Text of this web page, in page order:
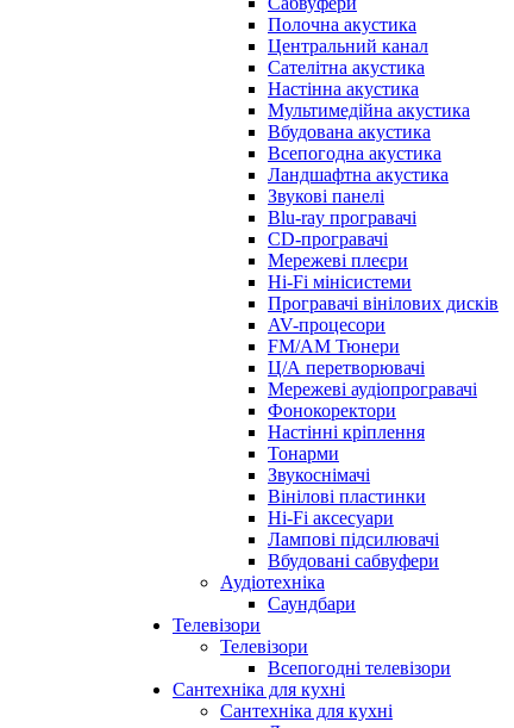
Полочна акустика
Центральний канал
Сателітна акустика
Настінна акустика
Мультимедійна акустика
Вбудована акустика
Всепогодна акустика
Ландшафтна акустика
Звукові панелі
Blu-ray програвачі
CD-програвачі
Мережеві плеєри
Hi-Fi мінісистеми
Програвачі вінілових дисків
AV-процесори
FM/AM Тюнери
Ц/А перетворювачі
Мережеві аудіопрогравачі
Фонокоректори
Настінні кріплення
Тонарми
Звукоснімачі
Вінілові пластинки
Hi-Fi аксесуари
Лампові підсилювачі
Вбудовані сабвуфери
Аудіотехніка
Саундбари
Телевізори
Телевізори
Всепогодні телевізори
Сантехніка для кухні
Сантехніка для кухні